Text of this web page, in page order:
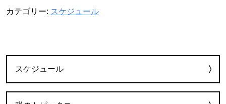
カテゴリー: スケジュール
スケジュール